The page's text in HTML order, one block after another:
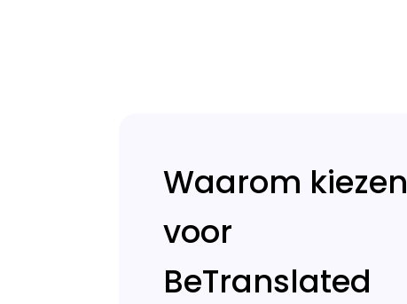
Waarom kiezen
voor
BeTranslated